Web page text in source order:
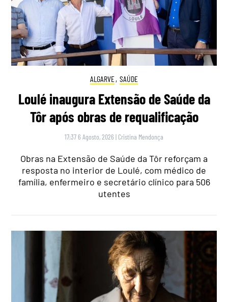
ALGARVE, SAÚDE
Loulé inaugura Extensão de Saúde da
Tôr após obras de requalificação
17:37 6 Agosto, 2026 | Cristina Mendonça
Obras na Extensão de Saúde da Tôr reforçam a
resposta no interior de Loulé, com médico de
família, enfermeiro e secretário clínico para 506
utentes